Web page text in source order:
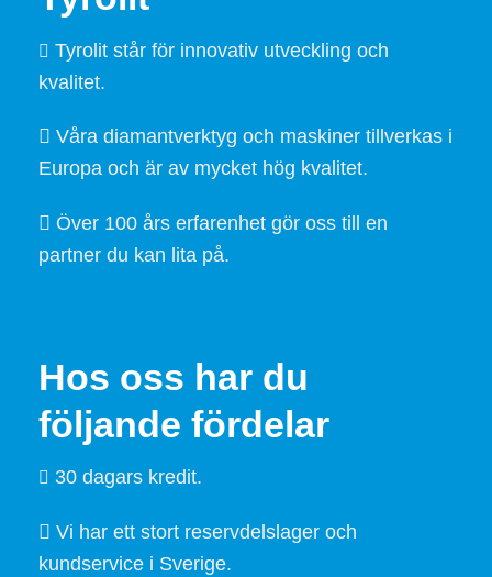
Tyrolit står för innovativ utveckling och
kvalitet.
Våra diamantverktyg och maskiner tillverkas i
Europa och är av mycket hög kvalitet.
Över 100 års erfarenhet gör oss till en
partner du kan lita på.
Hos oss har du
följande fördelar
30 dagars kredit.
Vi har ett stort reservdelslager och
kundservice i Sverige.